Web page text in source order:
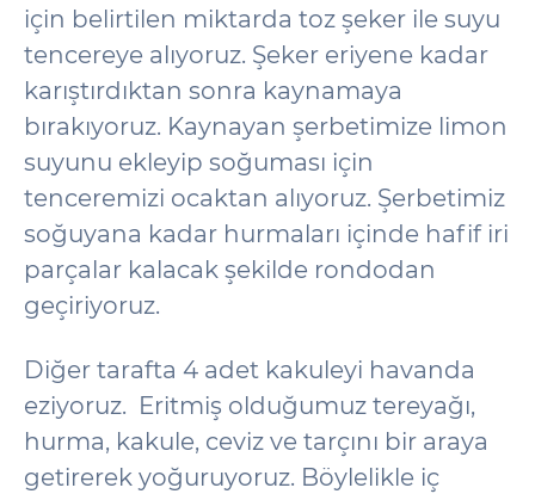
için belirtilen miktarda toz şeker ile suyu
tencereye alıyoruz. Şeker eriyene kadar
karıştırdıktan sonra kaynamaya
bırakıyoruz. Kaynayan şerbetimize limon
suyunu ekleyip soğuması için
tenceremizi ocaktan alıyoruz. Şerbetimiz
soğuyana kadar hurmaları içinde hafif iri
parçalar kalacak şekilde rondodan
geçiriyoruz.
Diğer tarafta 4 adet kakuleyi havanda
eziyoruz. Eritmiş olduğumuz tereyağı,
hurma, kakule, ceviz ve tarçını bir araya
getirerek yoğuruyoruz. Böylelikle iç